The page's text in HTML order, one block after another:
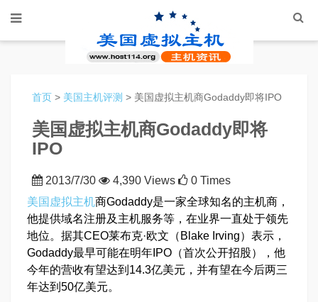
首页 > 美国主机评测 > 美国虚拟主机商Godaddy即将IPO
美国虚拟主机商Godaddy即将
IPO
2013/7/30 4,390 Views
0 Times
美国虚拟主机商Godaddy是一家全球知名的主机商，
他提供域名注册及主机服务等，在业界一直处于领先
地位。据其CEO莱布克·欧文（Blake Irving）表示，
Godaddy最早可能在明年IPO（首次公开招股），他
今年的营收有望达到14.3亿美元，并有望在今后两三
年达到50亿美元。